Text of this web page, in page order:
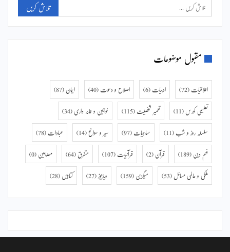
مقبول موضوعات
اخلاقیات (72) ادبیات (6) اصلاح و دعوت (40) ایمان (87)
تعلیمی کورس (11) تعمیر شخصیت (115) خواتین و خانہ داری (34)
سلسلہ روز و شب (11) سماجیات (97) سیر و سوانح (14) عبادات (78)
فہم دین (189) قرآن (2) قرآنیات (107) متفرق (64) مضامین (0)
ملکی و عالمی مسائل (53) میگزین (159) ویڈیوز (27) کتابیں (28)